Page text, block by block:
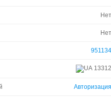
Нет
Нет
951134
13312
Авторизация